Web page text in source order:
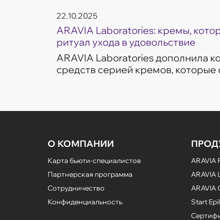
22.10.2025
ARAVIA Laboratories: кремы,
ритуал ухода в удовольствие
ARAVIA Laboratories дополнила
средств серией кремов,
О КОМПАНИИ
Карта бьюти-специалистов
Партнерская программа
Сотрудничество
Конфиденциальность
ARAVIA
ARAVIA
ARAVIA
Start Epil